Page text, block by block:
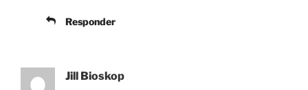
Responder
Jill Bioskop